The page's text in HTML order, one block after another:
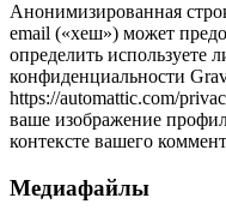
Анонимизированная
email («хеш») может
определить используете
конфиденциальности
https://automattic.com/
ваше изображение
контексте вашего
Медиафайлы